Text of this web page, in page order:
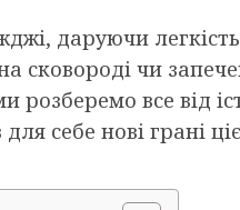
даруючи легкість
сковороді чи
все від
себе нові грані